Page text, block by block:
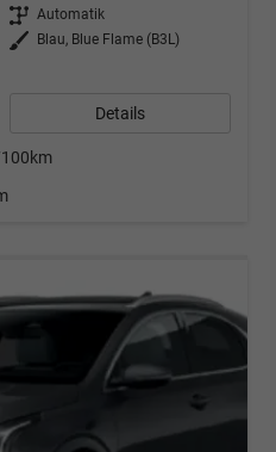
Getriebe Automatik
Außenfarbe
Blau, Blue Flame (B3L)
Details